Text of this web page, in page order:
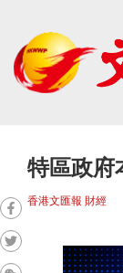
特區政府
香港文匯報 財經